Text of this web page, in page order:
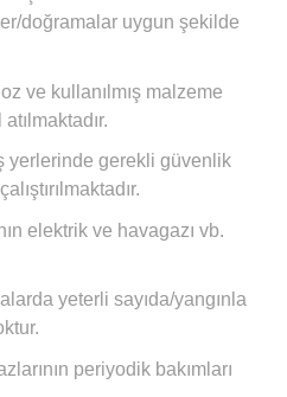
doğramalar uygun şekilde
ve kullanılmış malzeme
yerlerinde gerekli güvenlik
elektrik ve havagazı vb.
yeterli sayıda/yangınla
periyodik bakımları